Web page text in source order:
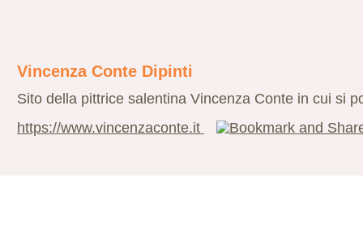
Vincenza Conte Dipinti
Sito della pittrice salentina Vincenza Conte in cui si
https://www.vincenzaconte.it